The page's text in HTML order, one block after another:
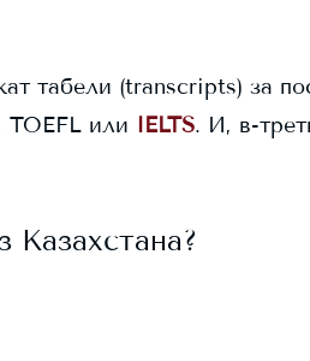
табели (transcripts) за
TOEFL или IELTS. И, в-
Казахстана?